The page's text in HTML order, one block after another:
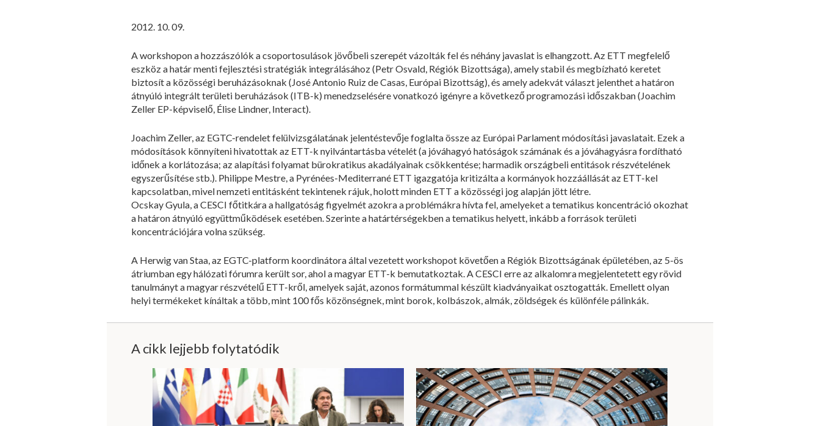
2012. 10. 09.
A workshopon a hozzászólók a csoportosulások jövőbeli szerepét vázolták fel és néhány javaslat is elhangzott. Az ETT megfelelő
eszköz a határ menti fejlesztési stratégiák integrálásához (Petr Osvald, Régiók Bizottsága), amely stabil és megbízható keretet
biztosít a közösségi beruházásoknak (José Antonio Ruiz de Casas, Európai Bizottság), és amely adekvát választ jelenthet a határon
átnyúló integrált területi beruházások (ITB-k) menedzselésére vonatkozó igényre a következő programozási időszakban (Joachim
Zeller EP-képviselő, Élise Lindner, Interact).
Joachim Zeller, az EGTC-rendelet felülvizsgálatának jelentéstevője foglalta össze az Európai Parlament módosítási javaslatait. Ezek a
módosítások könnyíteni hivatottak az ETT-k nyilvántartásba vételét (a jóváhagyó hatóságok számának és a jóváhagyásra fordítható
időnek a korlátozása; az alapítási folyamat bürokratikus akadályainak csökkentése; harmadik országbeli entitások részvételének
egyszerűsítése stb.). Philippe Mestre, a Pyrénées-Mediterrané ETT igazgatója kritizálta a kormányok hozzáállását az ETT-kel
kapcsolatban, mivel nemzeti entitásként tekintenek rájuk, holott minden ETT a közösségi jog alapján jött létre.
Ocskay Gyula, a CESCI főtitkára a hallgatóság figyelmét azokra a problémákra hívta fel, amelyeket a tematikus koncentráció okozhat
a határon átnyúló együttműködések esetében. Szerinte a határtérségekben a tematikus helyett, inkább a források területi
koncentrációjára volna szükség.
A Herwig van Staa, az EGTC-platform koordinátora által vezetett workshopot követően a Régiók Bizottságának épületében, az 5-ös
átriumban egy hálózati fórumra került sor, ahol a magyar ETT-k bemutatkoztak. A CESCI erre az alkalomra megjelentetett egy rövid
tanulmányt a magyar részvételű ETT-kről, amelyek saját, azonos formátummal készült kiadványaikat osztogatták. Emellett olyan
helyi termékeket kínáltak a több, mint 100 fős közönségnek, mint borok, kolbászok, almák, zöldségek és különféle pálinkák.
A cikk lejjebb folytatódik